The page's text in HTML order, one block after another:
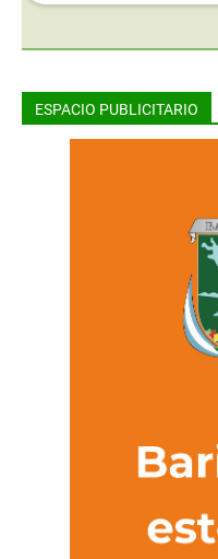
ESPACIO PUBLICITARIO